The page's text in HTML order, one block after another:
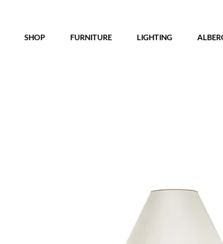
SHOP FURNITURE LIGHTING